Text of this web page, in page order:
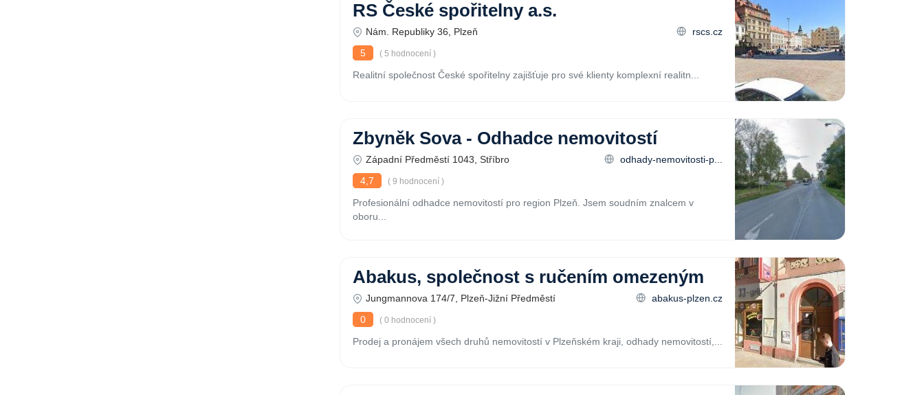
RS České spořitelny a.s.
Nám. Republiky 36, Plzeň
rscs.cz
5
( 5 hodnocení )
Realitní společnost České spořitelny zajišťuje pro své klienty komplexní realitn...
Zbyněk Sova - Odhadce nemovitostí
Západní Předměstí 1043, Stříbro
odhady-nemovitosti-p...
4,7
( 9 hodnocení )
Profesionální odhadce nemovitostí pro region Plzeň. Jsem soudním znalcem v
oboru...
Abakus, společnost s ručením omezeným
Jungmannova 174/7, Plzeň-Jižní Předměstí
abakus-plzen.cz
0
( 0 hodnocení )
Prodej a pronájem všech druhů nemovitostí v Plzeňském kraji, odhady nemovitostí,...